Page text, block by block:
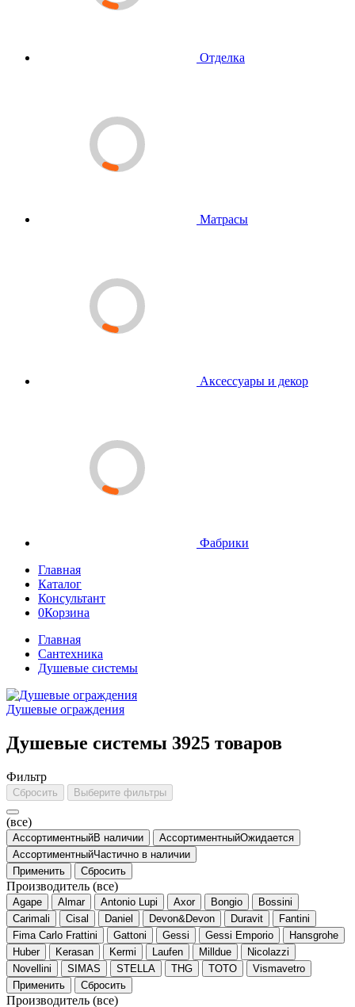
Отделка
Матрасы
Аксессуары и декор
Фабрики
Главная
Каталог
Консультант
0Корзина
Главная
Сантехника
Душевые системы
Душевые ограждения
Душевые системы 3925 товаров
Фильтр
Сбросить Выберите фильтры
(все)
АссортиментныйВ наличии
АссортиментныйОжидается
АссортиментныйЧастично в наличии
Применить
Сбросить
Производитель (все)
Agape Almar Antonio Lupi Axor Bongio
Bossini
Carimali
Cisal Daniel Devon&Devon Duravit
Fantini
Fima Carlo Frattini
Gattoni Gessi Gessi Emporio
Hansgrohe
Huber
Kerasan Kermi Laufen Milldue
Nicolazzi
Novellini
SIMAS STELLA THG TOTO
Vismavetro
Применить
Сбросить
Производитель (все)